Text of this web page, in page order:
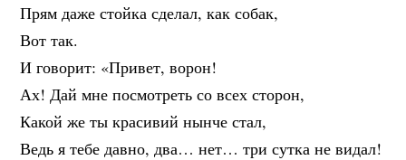
Прям даже стойка сделал, как собак,
Вот так.
И говорит: «Привет, ворон!
Ах! Дай мне посмотреть со всех сторон,
Какой же ты красивий нынче стал,
Ведь я тебе давно, два… нет… три сутка не видал!